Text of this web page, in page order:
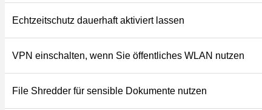
Echtzeitschutz dauerhaft aktiviert lassen
VPN einschalten, wenn Sie öffentliches WLAN nutzen
File Shredder für sensible Dokumente nutzen